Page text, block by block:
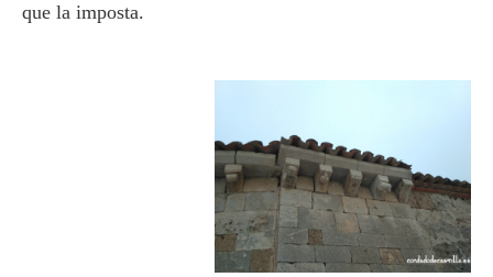
que la imposta.